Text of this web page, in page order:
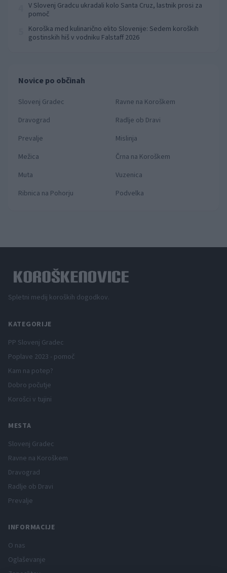
V Slovenj Gradcu ukradali kolo Santa Cruz, lastnik prosi za
pomoč
Koroška med kulinarično elito Slovenije: Sedem koroških
gostinskih hiš v vodniku Falstaff 2026
Novice po občinah
Slovenj Gradec
Ravne na Koroškem
Dravograd
Radlje ob Dravi
Prevalje
Mislinja
Mežica
Črna na Koroškem
Muta
Vuzenica
Ribnica na Pohorju
Podvelka
Spletni medij koroških dogodkov.
KATEGORIJE
PP Slovenj Gradec
Poplave 2023 - pomoč
Kam na potep?
Dobro počutje
Korošci v tujini
MESTA
Slovenj Gradec
Ravne na Koroškem
Dravograd
Radlje ob Dravi
Prevalje
INFORMACIJE
O nas
Oglaševanje